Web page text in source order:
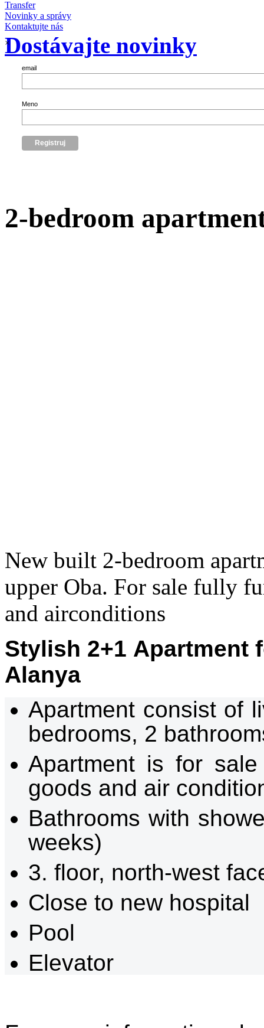
×
Transfer
Novinky a správy
Kontaktujte nás
Dostávajte novinky
email
Meno
2-bedroom
New built 2-bedroom
upper Oba. For sale fully
and airconditions
Stylish 2+1 Apartment
Alanya
Apartment consist of
bedrooms, 2
Apartment is for
goods and air
Bathrooms with
weeks)
3. floor, north-west
Close to new hospital
Pool
Elevator